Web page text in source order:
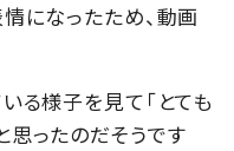
になったため、動画
る様子を見て「とても
思ったのだそうです